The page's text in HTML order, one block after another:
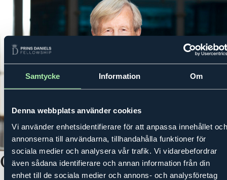
Samtycke Information Om
Denna webbplats använder cookies
Vi använder enhetsidentifierare för att anpassa innehållet och
annonserna till användarna, tillhandahålla funktioner för
sociala medier och analysera vår trafik. Vi vidarebefordrar
även sådana identifierare och annan information från din
enhet till de sociala medier och annons- och analysföretag
MENY
Carl Bennet